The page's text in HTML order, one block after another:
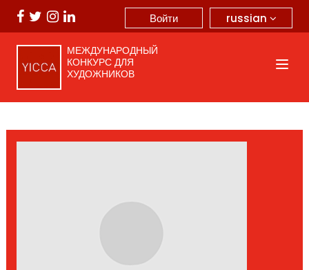
russian
Войти
МЕЖДУНАРОДНЫЙ
КОНКУРС ДЛЯ
ХУДОЖНИКОВ